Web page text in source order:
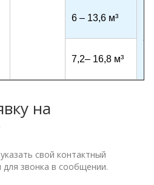
6 – 13,6 м³
7,2– 16,8 м³
на
свой контактный
звонка в сообщении.